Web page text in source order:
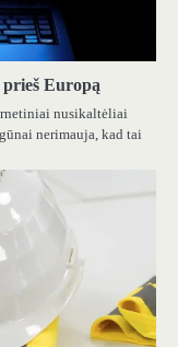
Europą
nusikaltėliai
nerimauja, kad tai